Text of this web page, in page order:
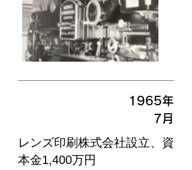
1965年
7月
レンズ印刷株式会社設立、資
本金1,400万円